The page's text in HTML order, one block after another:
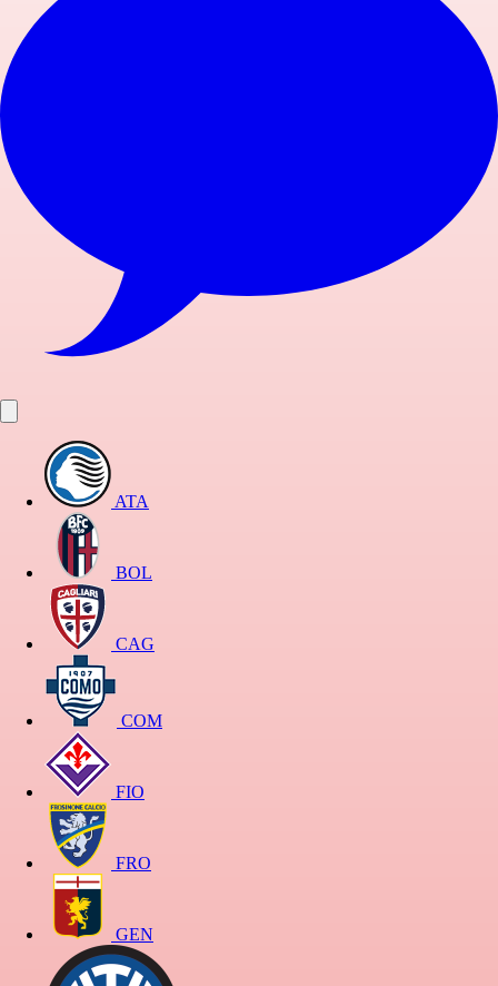
ATA
BOL
CAG
COM
FIO
FRO
GEN